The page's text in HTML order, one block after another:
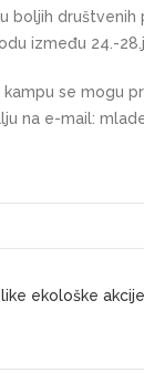
boljih društvenih
između 24.-
kampu se mogu
na e-mail:
ekološke